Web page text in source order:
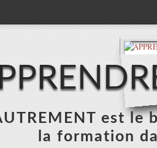
est
la formation